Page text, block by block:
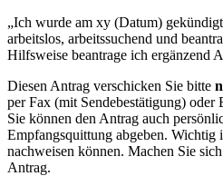
„Ich wurde am xy (Datum)
arbeitslos, arbeitssuchend und
Hilfsweise beantrage ich ergänzend
Diesen Antrag verschicken Sie bitte
per Fax (mit Sendebestätigung) oder
Sie können den Antrag auch
Empfangsquittung abgeben. Wichtig
nachweisen können. Machen Sie
Antrag.